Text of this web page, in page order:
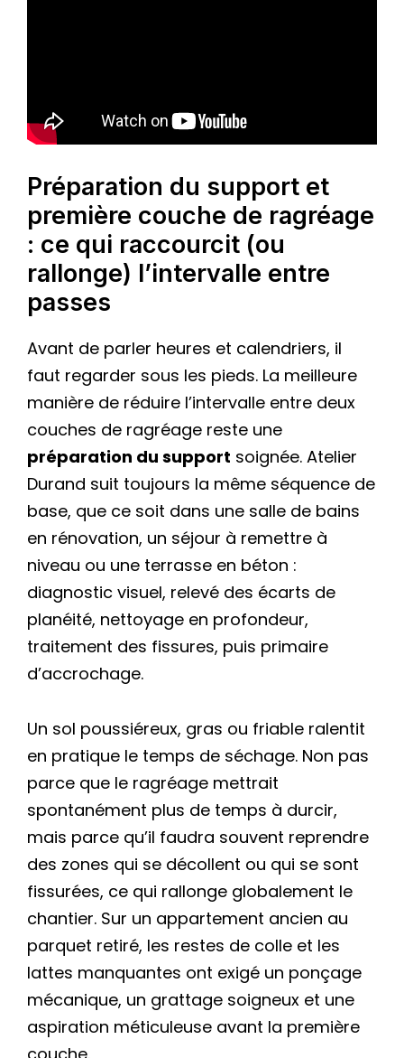
Préparation du support et
première couche de ragréage
: ce qui raccourcit (ou
rallonge) l’intervalle entre
passes
Avant de parler heures et calendriers, il
faut regarder sous les pieds. La meilleure
manière de réduire l’intervalle entre deux
couches de ragréage reste une
préparation du support soignée. Atelier
Durand suit toujours la même séquence de
base, que ce soit dans une salle de bains
en rénovation, un séjour à remettre à
niveau ou une terrasse en béton :
diagnostic visuel, relevé des écarts de
planéité, nettoyage en profondeur,
traitement des fissures, puis primaire
d’accrochage.
Un sol poussiéreux, gras ou friable ralentit
en pratique le temps de séchage. Non pas
parce que le ragréage mettrait
spontanément plus de temps à durcir,
mais parce qu’il faudra souvent reprendre
des zones qui se décollent ou qui se sont
fissurées, ce qui rallonge globalement le
chantier. Sur un appartement ancien au
parquet retiré, les restes de colle et les
lattes manquantes ont exigé un ponçage
mécanique, un grattage soigneux et une
aspiration méticuleuse avant la première